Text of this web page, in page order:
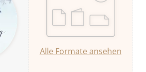
Alle Formate ansehen